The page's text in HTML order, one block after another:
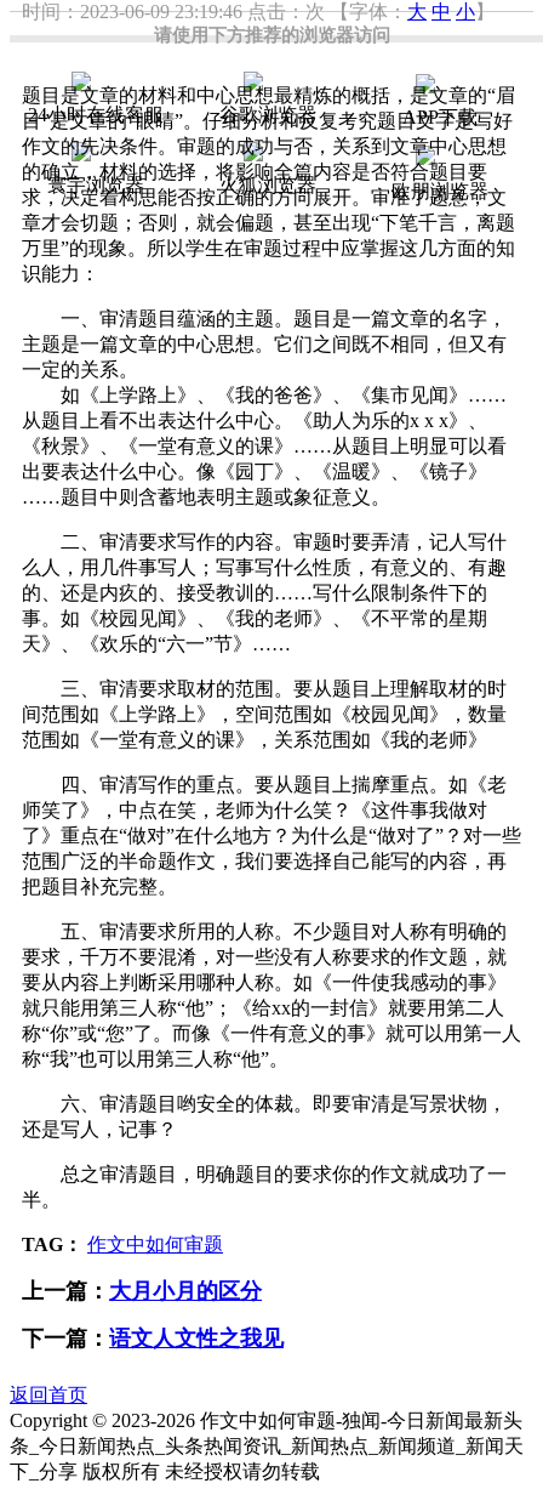
请使用下方推荐的浏览器访问
24小时在线客服 谷歌浏览器 APP下载
寰宇浏览器 火狐浏览器 欧朋浏览器
时间：2023-06-09 23:19:46点击：次 【字体：大 中 小】
题目是文章的材料和中心思想最精炼的概括，是文章的“眉
目”是文章的“眼睛”。仔细分析和反复考究题目文字是写好
作文的先决条件。审题的成功与否，关系到文章中心思想
的确立，材料的选择，将影响全篇内容是否符合题目要
求，决定着构思能否按正确的方向展开。审准了题意，文
章才会切题；否则，就会偏题，甚至出现“下笔千言，离题
万里”的现象。所以学生在审题过程中应掌握这几方面的知
识能力：
一、审清题目蕴涵的主题。题目是一篇文章的名字，
主题是一篇文章的中心思想。它们之间既不相同，但又有
一定的关系。
如《上学路上》、《我的爸爸》、《集市见闻》……
从题目上看不出表达什么中心。《助人为乐的x x x》、
《秋景》、《一堂有意义的课》……从题目上明显可以看
出要表达什么中心。像《园丁》、《温暖》、《镜子》
……题目中则含蓄地表明主题或象征意义。
二、审清要求写作的内容。审题时要弄清，记人写什
么人，用几件事写人；写事写什么性质，有意义的、有趣
的、还是内疚的、接受教训的……写什么限制条件下的
事。如《校园见闻》、《我的老师》、《不平常的星期
天》、《欢乐的“六一”节》……
三、审清要求取材的范围。要从题目上理解取材的时
间范围如《上学路上》，空间范围如《校园见闻》，数量
范围如《一堂有意义的课》，关系范围如《我的老师》
四、审清写作的重点。要从题目上揣摩重点。如《老
师笑了》，中点在笑，老师为什么笑？《这件事我做对
了》重点在“做对”在什么地方？为什么是“做对了”？对一些
范围广泛的半命题作文，我们要选择自己能写的内容，再
把题目补充完整。
五、审清要求所用的人称。不少题目对人称有明确的
要求，千万不要混淆，对一些没有人称要求的作文题，就
要从内容上判断采用哪种人称。如《一件使我感动的事》
就只能用第三人称“他”；《给xx的一封信》就要用第二人
称“你”或“您”了。而像《一件有意义的事》就可以用第一人
称“我”也可以用第三人称“他”。
六、审清题目哟安全的体裁。即要审清是写景状物，
还是写人，记事？
总之审清题目，明确题目的要求你的作文就成功了一
半。
TAG： 作文中如何审题
上一篇： 大月小月的区分
下一篇： 语文人文性之我见
返回首页
Copyright © 2023-2026 作文中如何审题-独闻-今日新闻最新头
条_今日新闻热点_头条热闻资讯_新闻热点_新闻频道_新闻天
下_分享 版权所有 未经授权请勿转载